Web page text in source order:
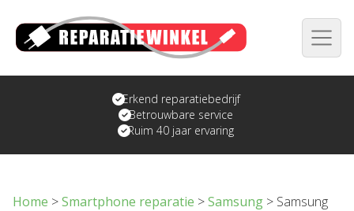
Erkend reparatiebedrijf
Betrouwbare service
Ruim 40 jaar ervaring
Home >Smartphone reparatie >Samsung > Samsung